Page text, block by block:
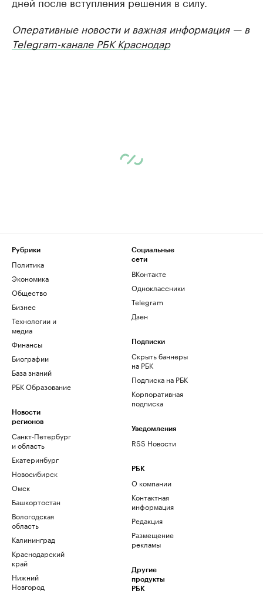
Оперативные новости и важная информация — в
Telegram-канале РБК Краснодар
Рубрики
Политика
Экономика
Общество
Бизнес
Технологии и
медиа
Финансы
Биографии
База знаний
РБК Образование
Новости
регионов
Санкт-Петербург
и область
Екатеринбург
Новосибирск
Омск
Башкортостан
Вологодская
область
Калининград
Краснодарский
край
Нижний
Новгород
Социальные
сети
ВКонтакте
Одноклассники
Telegram
Дзен
Подписки
Скрыть баннеры
на РБК
Подписка на РБК
Корпоративная
подписка
Уведомления
RSS Новости
РБК
О компании
Контактная
информация
Редакция
Размещение
рекламы
Другие
продукты
РБК